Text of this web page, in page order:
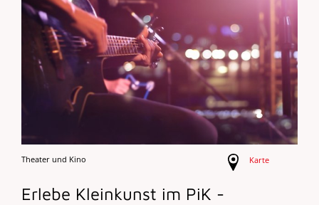
Theater und Kino Karte
Erlebe Kleinkunst im PiK -